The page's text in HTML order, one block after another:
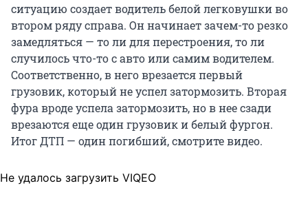
ситуацию создает водитель белой легковушки во
втором ряду справа. Он начинает зачем-то резко
замедляться — то ли для перестроения, то ли
случилось что-то с авто или самим водителем.
Соответственно, в него врезается первый
грузовик, который не успел затормозить. Вторая
фура вроде успела затормозить, но в нее сзади
врезаются еще один грузовик и белый фургон.
Итог ДТП — один погибший, смотрите видео.
Не удалось загрузить VIQEO